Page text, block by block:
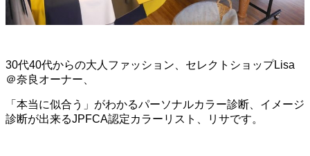
30代40代からの大人ファッション、セレクトショップLisa
＠奈良オーナー、
「本当に似合う」がわかるパーソナルカラー診断、イメージ
診断が出来るJPFCA認定カラーリスト、リサです。